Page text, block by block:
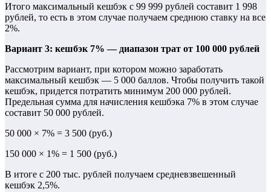
Итого максимальный кешбэк с 99 999 рублей составит 1 998
рублей, то есть в этом случае получаем среднюю ставку на все
2%.
Вариант 3: кешбэк 7% — диапазон трат от 100 000 рублей
Рассмотрим вариант, при котором можно заработать
максимальный кешбэк — 5 000 баллов. Чтобы получить такой
кешбэк, придется потратить минимум 200 000 рублей.
Предельная сумма для начисления кешбэка 7% в этом случае
составит 50 000 рублей.
50 000 × 7% = 3 500 (руб.)
150 000 × 1% = 1 500 (руб.)
В итоге с 200 тыс. рублей получаем средневзвешенный
кешбэк 2,5%.